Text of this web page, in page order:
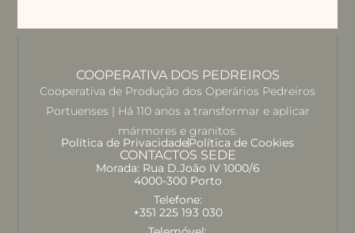
COOPERATIVA DOS PEDREIROS
Cooperativa de Produção dos Operários Pedreiros
Portuenses | Há 110 anos a transformar e aplicar
mármores e granitos.
Política de PrivacidadePolítica de Cookies
CONTACTOS SEDE
Morada: Rua D.João IV 1000/6
4000-300 Porto
Telefone:
+351 225 193 030